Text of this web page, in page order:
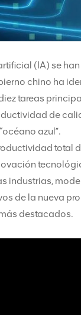
(IA) se
chino ha
tareas
de
azul”.
total
industrias,
de la nueva
destacados.